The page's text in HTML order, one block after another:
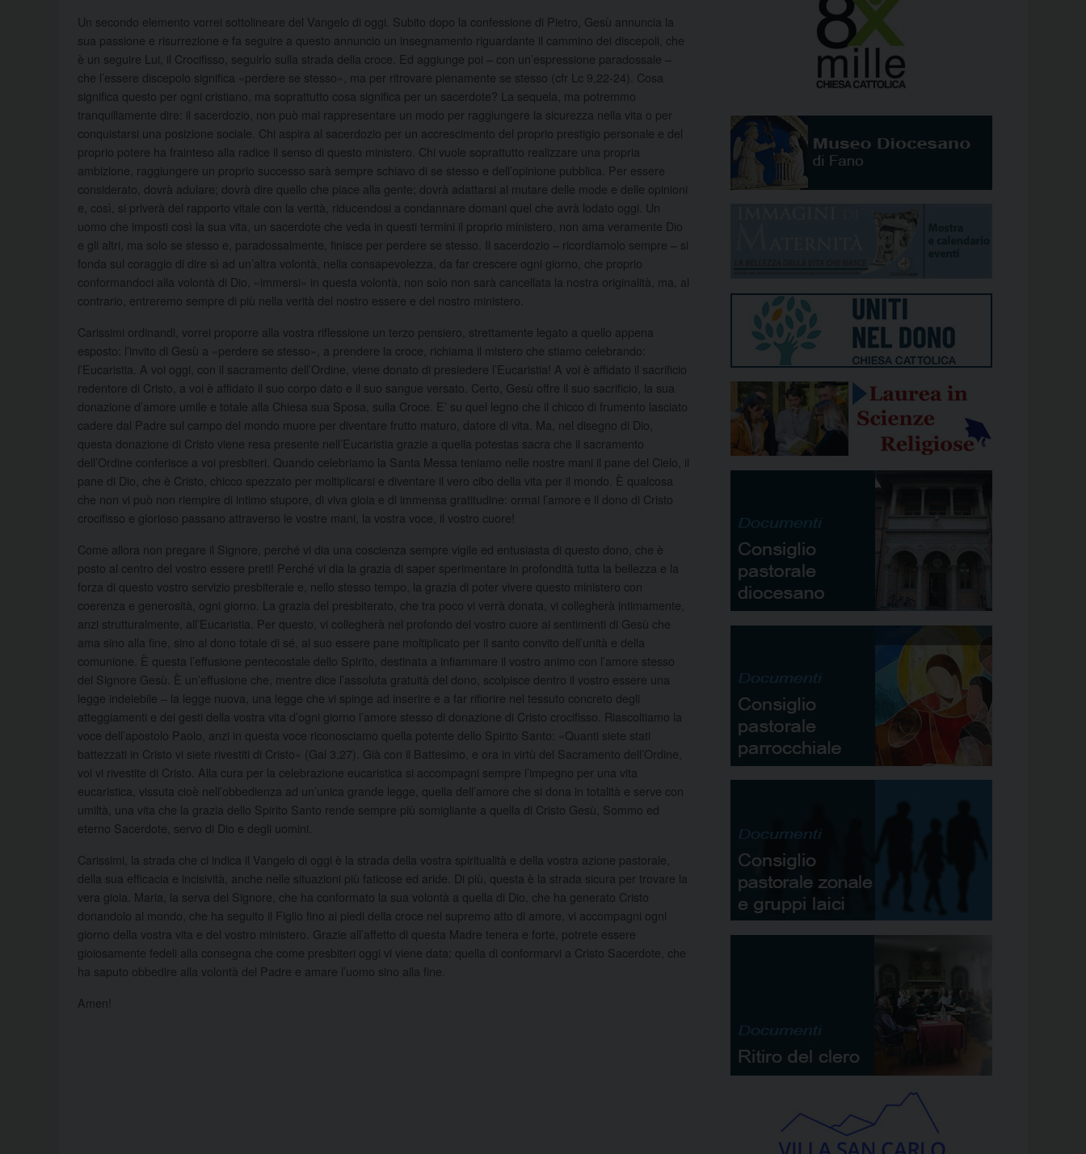
Un secondo elemento vorrei sottolineare del Vangelo di oggi. Subito dopo la confessione di Pietro, Gesù annuncia la
sua passione e risurrezione e fa seguire a questo annuncio un insegnamento riguardante il cammino dei discepoli, che
è un seguire Lui, il Crocifisso, seguirlo sulla strada della croce. Ed aggiunge poi – con un’espressione paradossale –
che l’essere discepolo significa «perdere se stesso», ma per ritrovare pienamente se stesso (cfr Lc 9,22-24). Cosa
significa questo per ogni cristiano, ma soprattutto cosa significa per un sacerdote? La sequela, ma potremmo
tranquillamente dire: il sacerdozio, non può mai rappresentare un modo per raggiungere la sicurezza nella vita o per
conquistarsi una posizione sociale. Chi aspira al sacerdozio per un accrescimento del proprio prestigio personale e del
proprio potere ha frainteso alla radice il senso di questo ministero. Chi vuole soprattutto realizzare una propria
ambizione, raggiungere un proprio successo sarà sempre schiavo di se stesso e dell’opinione pubblica. Per essere
considerato, dovrà adulare; dovrà dire quello che piace alla gente; dovrà adattarsi al mutare delle mode e delle opinioni
e, così, si priverà del rapporto vitale con la verità, riducendosi a condannare domani quel che avrà lodato oggi. Un
uomo che imposti così la sua vita, un sacerdote che veda in questi termini il proprio ministero, non ama veramente Dio
e gli altri, ma solo se stesso e, paradossalmente, finisce per perdere se stesso. Il sacerdozio – ricordiamolo sempre – si
fonda sul coraggio di dire sì ad un’altra volontà, nella consapevolezza, da far crescere ogni giorno, che proprio
conformandoci alla volontà di Dio, «immersi» in questa volontà, non solo non sarà cancellata la nostra originalità, ma, al
contrario, entreremo sempre di più nella verità del nostro essere e del nostro ministero.
Carissimi ordinandi, vorrei proporre alla vostra riflessione un terzo pensiero, strettamente legato a quello appena
esposto: l’invito di Gesù a «perdere se stesso», a prendere la croce, richiama il mistero che stiamo celebrando:
l’Eucaristia. A voi oggi, con il sacramento dell’Ordine, viene donato di presiedere l’Eucaristia! A voi è affidato il sacrificio
redentore di Cristo, a voi è affidato il suo corpo dato e il suo sangue versato. Certo, Gesù offre il suo sacrificio, la sua
donazione d’amore umile e totale alla Chiesa sua Sposa, sulla Croce. E’ su quel legno che il chicco di frumento lasciato
cadere dal Padre sul campo del mondo muore per diventare frutto maturo, datore di vita. Ma, nel disegno di Dio,
questa donazione di Cristo viene resa presente nell’Eucaristia grazie a quella potestas sacra che il sacramento
dell’Ordine conferisce a voi presbiteri. Quando celebriamo la Santa Messa teniamo nelle nostre mani il pane del Cielo, il
pane di Dio, che è Cristo, chicco spezzato per moltiplicarsi e diventare il vero cibo della vita per il mondo. È qualcosa
che non vi può non riempire di intimo stupore, di viva gioia e di immensa gratitudine: ormai l’amore e il dono di Cristo
crocifisso e glorioso passano attraverso le vostre mani, la vostra voce, il vostro cuore!
Come allora non pregare il Signore, perché vi dia una coscienza sempre vigile ed entusiasta di questo dono, che è
posto al centro del vostro essere preti! Perché vi dia la grazia di saper sperimentare in profondità tutta la bellezza e la
forza di questo vostro servizio presbiterale e, nello stesso tempo, la grazia di poter vivere questo ministero con
coerenza e generosità, ogni giorno. La grazia del presbiterato, che tra poco vi verrà donata, vi collegherà intimamente,
anzi strutturalmente, all’Eucaristia. Per questo, vi collegherà nel profondo del vostro cuore ai sentimenti di Gesù che
ama sino alla fine, sino al dono totale di sé, al suo essere pane moltiplicato per il santo convito dell’unità e della
comunione. È questa l’effusione pentecostale dello Spirito, destinata a infiammare il vostro animo con l’amore stesso
del Signore Gesù. È un’effusione che, mentre dice l’assoluta gratuità del dono, scolpisce dentro il vostro essere una
legge indelebile – la legge nuova, una legge che vi spinge ad inserire e a far rifiorire nel tessuto concreto degli
atteggiamenti e dei gesti della vostra vita d’ogni giorno l’amore stesso di donazione di Cristo crocifisso. Riascoltiamo la
voce dell’apostolo Paolo, anzi in questa voce riconosciamo quella potente dello Spirito Santo: «Quanti siete stati
battezzati in Cristo vi siete rivestiti di Cristo» (Gal 3,27). Già con il Battesimo, e ora in virtù del Sacramento dell’Ordine,
voi vi rivestite di Cristo. Alla cura per la celebrazione eucaristica si accompagni sempre l’impegno per una vita
eucaristica, vissuta cioè nell’obbedienza ad un’unica grande legge, quella dell’amore che si dona in totalità e serve con
umiltà, una vita che la grazia dello Spirito Santo rende sempre più somigliante a quella di Cristo Gesù, Sommo ed
eterno Sacerdote, servo di Dio e degli uomini.
Carissimi, la strada che ci indica il Vangelo di oggi è la strada della vostra spiritualità e della vostra azione pastorale,
della sua efficacia e incisività, anche nelle situazioni più faticose ed aride. Di più, questa è la strada sicura per trovare la
vera gioia. Maria, la serva del Signore, che ha conformato la sua volontà a quella di Dio, che ha generato Cristo
donandolo al mondo, che ha seguito il Figlio fino ai piedi della croce nel supremo atto di amore, vi accompagni ogni
giorno della vostra vita e del vostro ministero. Grazie all’affetto di questa Madre tenera e forte, potrete essere
gioiosamente fedeli alla consegna che come presbiteri oggi vi viene data: quella di conformarvi a Cristo Sacerdote, che
ha saputo obbedire alla volontà del Padre e amare l’uomo sino alla fine.
Amen!